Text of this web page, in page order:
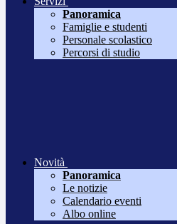
Panoramica
Famiglie e studenti
Personale scolastico
Percorsi di studio
Novità
Panoramica
Le notizie
Calendario eventi
Albo online